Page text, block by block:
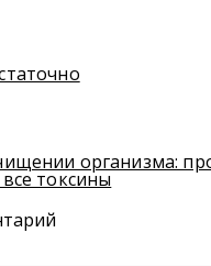
организма:
токсины